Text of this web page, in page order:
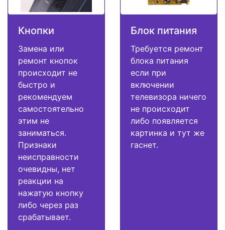
Кнопки
Замена или
ремонт кнопок
происходит не
быстро и
рекомендуем
самостоятельно
этим не
заниматься.
Признаки
неисправности
очевидны, нет
реакции на
нажатую кнопку
либо через раз
срабатывает.
Блок питания
Требуется ремонт
блока питания
если при
включении
телевизора ничего
не происходит
либо появляется
картинка и тут же
гаснет.